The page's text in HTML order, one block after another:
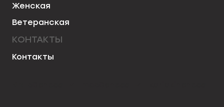
Женская
Ветеранская
КОНТАКТЫ
Контакты